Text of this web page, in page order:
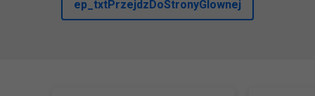
ep_txtPrzejdzDoStronyGlownej